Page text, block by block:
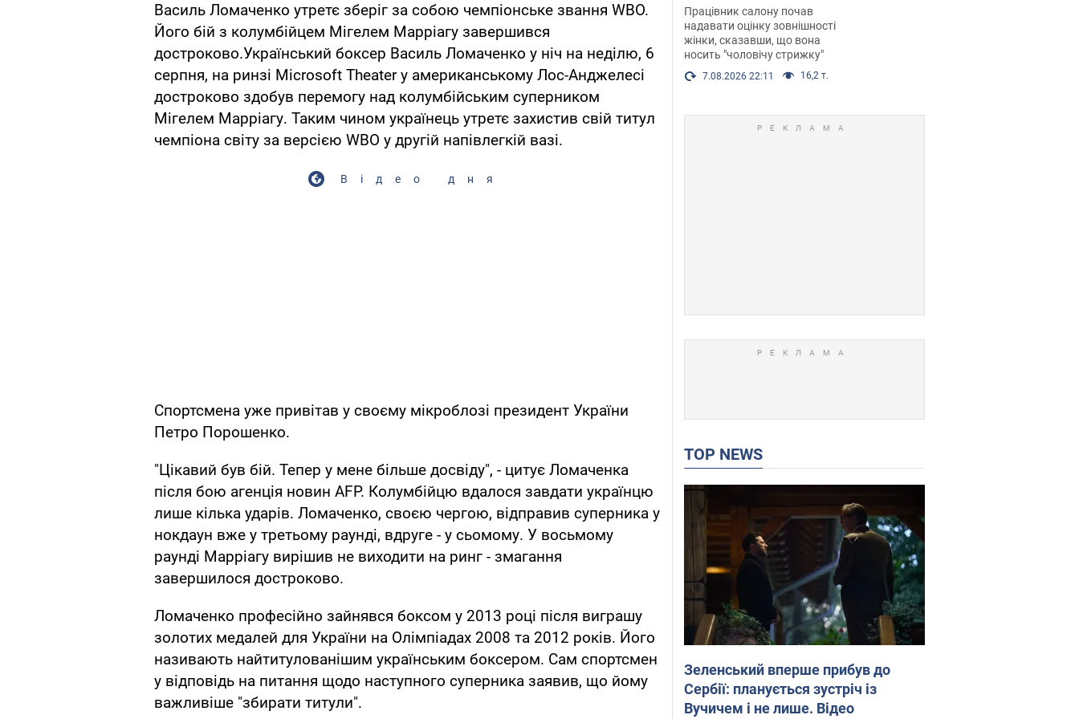
Василь Ломаченко утретє зберіг за собою чемпіонське звання WBO.
Його бій з колумбійцем Мігелем Марріагу завершився
достроково.Український боксер Василь Ломаченко у ніч на неділю, 6
серпня, на ринзі Microsoft Theater у американському Лос-Анджелесі
достроково здобув перемогу над колумбійським суперником
Мігелем Марріагу. Таким чином українець утретє захистив свій титул
чемпіона світу за версією WBO у другій напівлегкій вазі.
Відео дня
Спортсмена уже привітав у своєму мікроблозі президент України
Петро Порошенко.
"Цікавий був бій. Тепер у мене більше досвіду", - цитує Ломаченка
після бою агенція новин AFP. Колумбійцю вдалося завдати українцю
лише кілька ударів. Ломаченко, своєю чергою, відправив суперника у
нокдаун вже у третьому раунді, вдруге - у сьомому. У восьмому
раунді Марріагу вирішив не виходити на ринг - змагання
завершилося достроково.
Ломаченко професійно зайнявся боксом у 2013 році після виграшу
золотих медалей для України на Олімпіадах 2008 та 2012 років. Його
називають найтитулованішим українським боксером. Сам спортсмен
у відповідь на питання щодо наступного суперника заявив, що йому
важливіше "збирати титули".
після хімієтерапії,
розгорівся скандал.
Фото
Працівник салону почав
надавати оцінку зовнішності
жінки, сказавши, що вона
носить "чоловічу стрижку"
7.08.2026 22:11 16,2 т.
TOP NEWS
Зеленський вперше прибув до
Сербії: планується зустріч із
Вучичем і не лише. Відео